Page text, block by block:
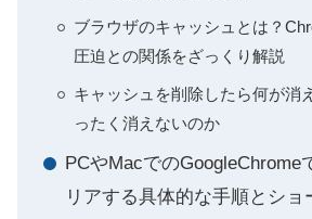
ブラウザのキャッシュとは？
圧迫との関係をざっくり解説
キャッシュを削除したら何が消
ったく消えないのか
PCやMacでのGoogleChrome
リアする具体的な手順とショ